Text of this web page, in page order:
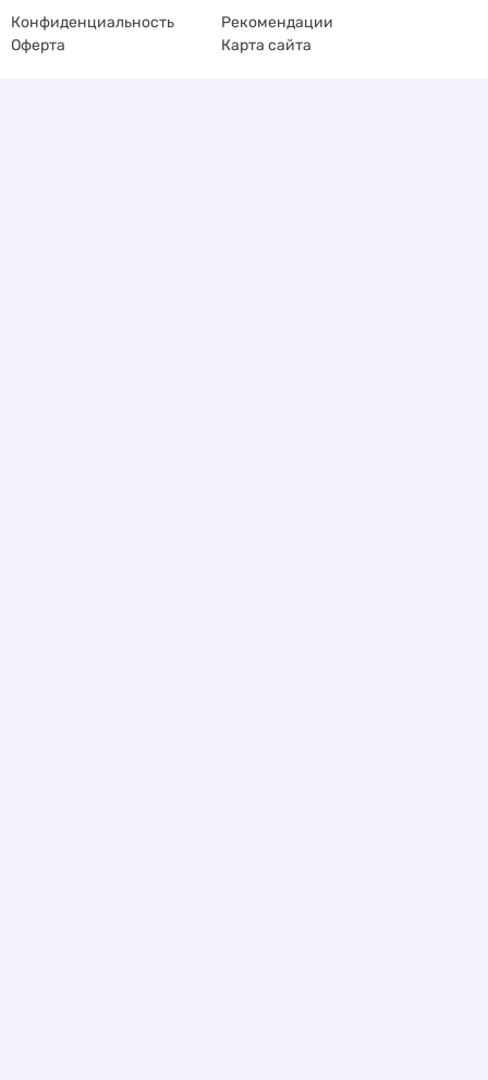
Конфиденциальность
Рекомендации
Оферта
Карта сайта